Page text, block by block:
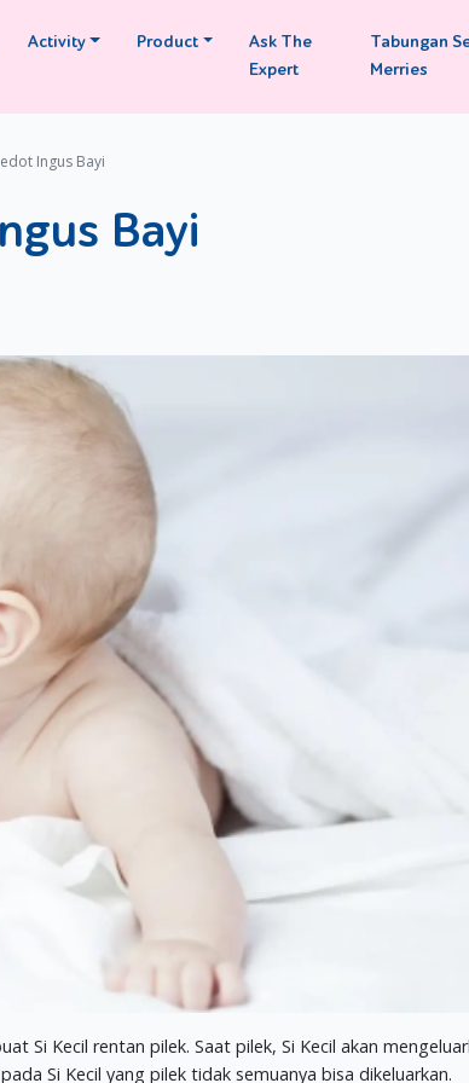
Activity Product
Ask The
Expert
Tabungan
Merries
Ingus Bayi
Bayi
Si Kecil rentan pilek. Saat pilek, Si Kecil akan
Si Kecil yang pilek tidak semuanya bisa dikeluarkan.